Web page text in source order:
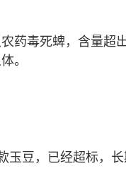
药毒死蜱，含量超
。
玉豆，已经超标，